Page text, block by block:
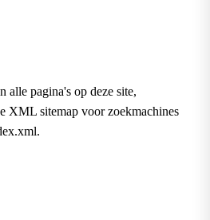
alle pagina's op deze site,
XML sitemap voor zoekmachines